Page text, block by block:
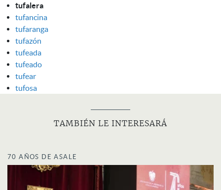
tufalera
tufancina
tufaranga
tufazón
tufeada
tufeado
tufear
tufosa
TAMBIÉN LE INTERESARÁ
70 AÑOS DE ASALE